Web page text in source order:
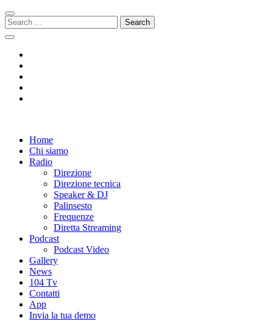
Skip
to
navigation
Skip
to
content
Search
for:
Radio 104
Like It !Home
Chi siamo
Radio
Direzione
Direzione tecnica
Speaker & DJ
Palinsesto
Frequenze
Diretta Streaming
Podcast
Podcast Video
Gallery
News
104 Tv
Contatti
App
Invia la tua demo